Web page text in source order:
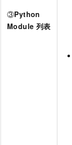
③Python
Module 列表